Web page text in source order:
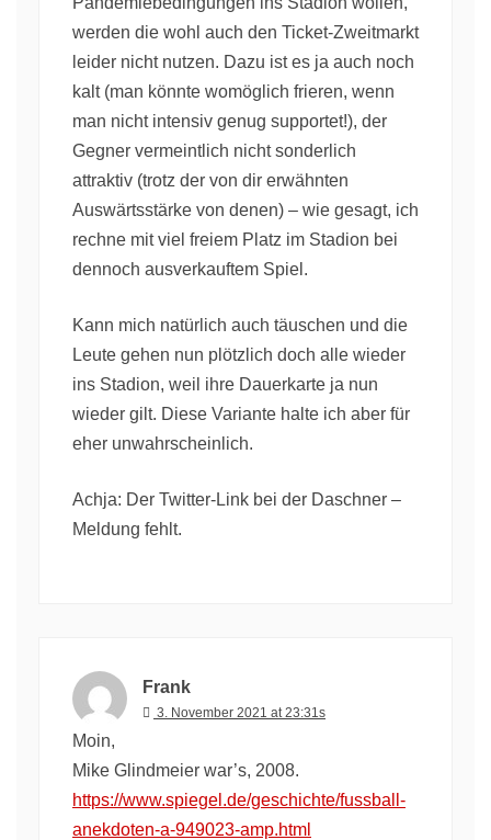
werden die wohl auch den Ticket-Zweitmarkt
leider nicht nutzen. Dazu ist es ja auch noch
kalt (man könnte womöglich frieren, wenn
man nicht intensiv genug supportet!), der
Gegner vermeintlich nicht sonderlich
attraktiv (trotz der von dir erwähnten
Auswärtsstärke von denen) – wie gesagt, ich
rechne mit viel freiem Platz im Stadion bei
dennoch ausverkauftem Spiel.
Kann mich natürlich auch täuschen und die
Leute gehen nun plötzlich doch alle wieder
ins Stadion, weil ihre Dauerkarte ja nun
wieder gilt. Diese Variante halte ich aber für
eher unwahrscheinlich.
Achja: Der Twitter-Link bei der Daschner –
Meldung fehlt.
Frank
3. November 2021 at 23:31s
Moin,
Mike Glindmeier war’s, 2008.
https://www.spiegel.de/geschichte/fussball-
anekdoten-a-949023-amp.html